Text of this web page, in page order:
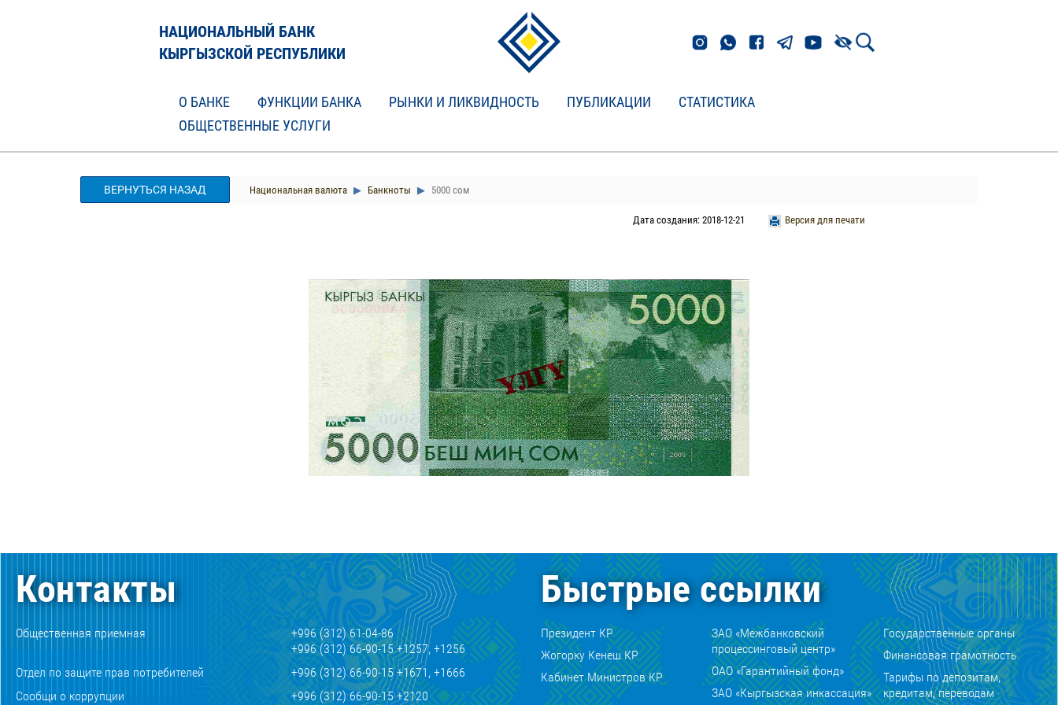
НАЦИОНАЛЬНЫЙ БАНК
КЫРГЫЗСКОЙ РЕСПУБЛИКИ
О БАНКЕ ФУНКЦИИ БАНКА РЫНКИ И ЛИКВИДНОСТЬ ПУБЛИКАЦИИ
СТАТИСТИКА
ОБЩЕСТВЕННЫЕ УСЛУГИ
ВЕРНУТЬСЯ НАЗАД Национальная валюта Банкноты 5000 сом
Версия для печати
Дата создания: 2018-12-21
Контакты
Общественная приемная
+996 (312) 61-04-86
+996 (312) 66-90-15 +1257, +1256
Отдел по защите прав потребителей
+996 (312) 66-90-15 +1671, +1666
Сообщи о коррупции
+996 (312) 66-90-15 +2120
Быстрые ссылки
Президент КР
Жогорку Кенеш КР
Кабинет Министров КР
ЗАО «Межбанковский
процессинговый центр»
ОАО «Гарантийный фонд»
ЗАО «Кыргызская инкассация»
Государственные органы
Финансовая грамотность
Тарифы по депозитам,
кредитам, переводам